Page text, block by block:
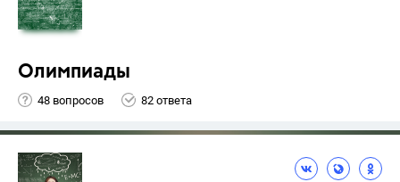
Олимпиады
48 вопросов 82 ответа